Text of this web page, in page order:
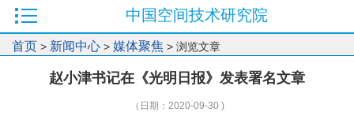
中国空间技术研究院
首页 > 新闻中心 > 媒体聚焦 > 浏览文章
赵小津书记在《光明日报》发表署名文章
（日期：2020-09-30 )